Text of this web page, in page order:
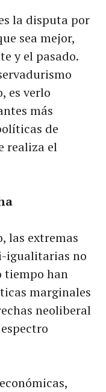
la disputa por
sea mejor,
y el pasado.
es verlo
más
de
realiza el
las extremas
igualitarias no
tiempo han
marginales
neoliberal